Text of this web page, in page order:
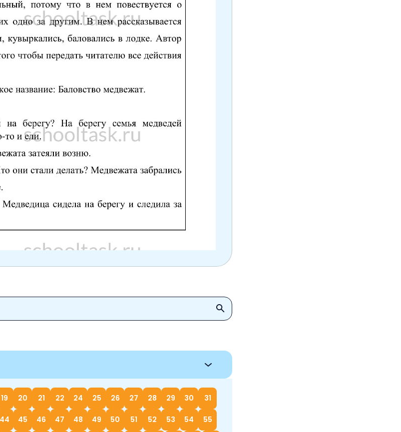
19 20 21 22 24 25 26 27 28 29 30 31
44 45 46 47 48 49 50 51 52 53 54 55